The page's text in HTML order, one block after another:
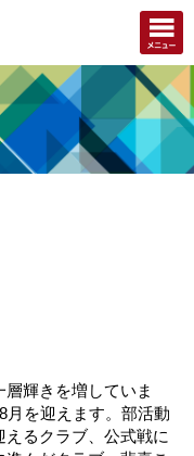
輝きを増していま
月を迎えます。部活動
るクラブ、公式戦に